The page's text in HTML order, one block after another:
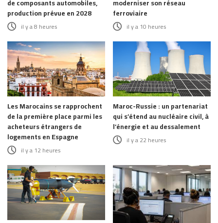
de composants automobiles,
production prévue en 2028
il y a 8 heures
moderniser son réseau
ferroviaire
il y a 10 heures
Les Marocains se rapprochent
de la première place parmi les
acheteurs étrangers de
logements en Espagne
il y a 12 heures
Maroc-Russie : un partenariat
qui s’étend au nucléaire civil, à
l’énergie et au dessalement
il y a 22 heures